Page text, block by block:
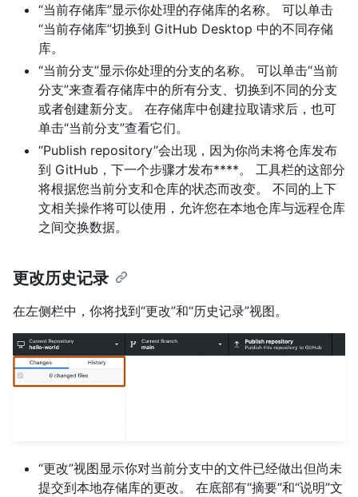
“当前存储库”显示你处理的存储库的名称。 可以单击
“当前存储库”切换到 GitHub Desktop 中的不同存储
库。
“当前分支”显示你处理的分支的名称。 可以单击“当前
分支”来查看存储库中的所有分支、切换到不同的分支
或者创建新分支。 在存储库中创建拉取请求后，也可
单击“当前分支”查看它们。
“Publish repository”会出现，因为你尚未将仓库发布
到 GitHub，下一个步骤才发布****。 工具栏的这部分
将根据您当前分支和仓库的状态而改变。 不同的上下
文相关操作将可以使用，允许您在本地仓库与远程仓库
之间交换数据。
更改历史记录
在左侧栏中，你将找到“更改”和“历史记录”视图。
“更改”视图显示你对当前分支中的文件已经做出但尚未
提交到本地存储库的更改。 在底部有“摘要”和“说明”文